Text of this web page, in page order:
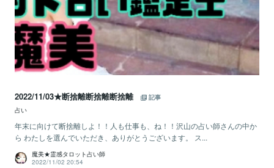
2022/11/03★断捨離断捨離断捨離
記事
占い
年末に向けて断捨離しよ！！人も仕事も、ね！！沢山の占い師さんの中か
ら わたしを選んでいただき、ありがとうございます。 ス...
魔美★霊感タロット占い師
2022/11/02 20:54